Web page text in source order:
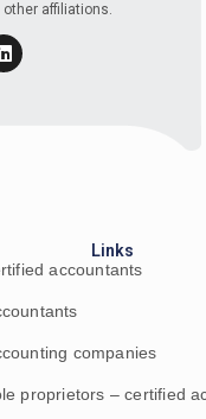
affiliations.
Links
accountants
companies
proprietors – certified